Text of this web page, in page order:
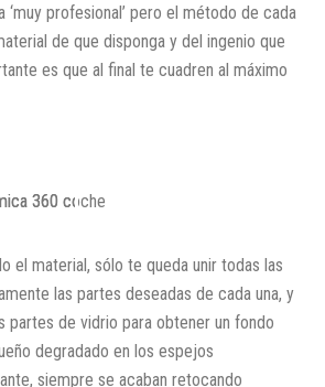
profesional’ pero el método de cada
de que disponga y del ingenio que
es que al final te cuadren al máximo
el material, sólo te queda unir todas las
las partes deseadas de cada una, y
partes de vidrio para obtener un fondo
degradado en los espejos
siempre se acaban retocando